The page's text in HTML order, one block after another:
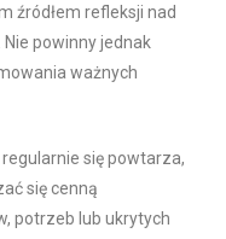
źródłem refleksji nad
powinny jednak
ważnych
się powtarza,
się cenną
potrzeb lub ukrytych